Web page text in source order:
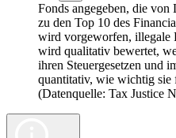
Fonds angegeben, die von
zu den Top 10 des
wird vorgeworfen, illegale
wird qualitativ bewertet,
ihren Steuergesetzen und
quantitativ, wie wichtig sie
(Datenquelle: Tax Justice